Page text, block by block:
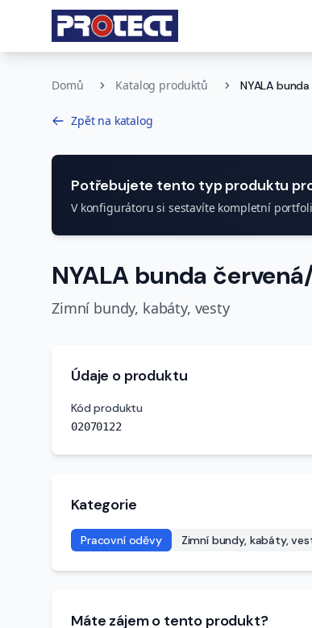
Domů Katalog produktů NYALA
Zpět na katalog
Potřebujete tento typ produktu
V konfigurátoru si sestavíte kompletní
NYALA bunda
Zimní bundy, kabáty, vesty
Údaje o produktu
Kód produktu
02070122
Kategorie
Pracovní oděvy Zimní bundy, kabáty,
Máte zájem o tento produkt?